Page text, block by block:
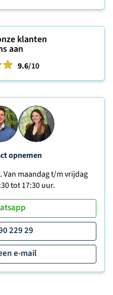
klanten
aan
9.6/10
opnemen
Van maandag t/m vrijdag
tot 17:30 uur.
229 29
e-mail